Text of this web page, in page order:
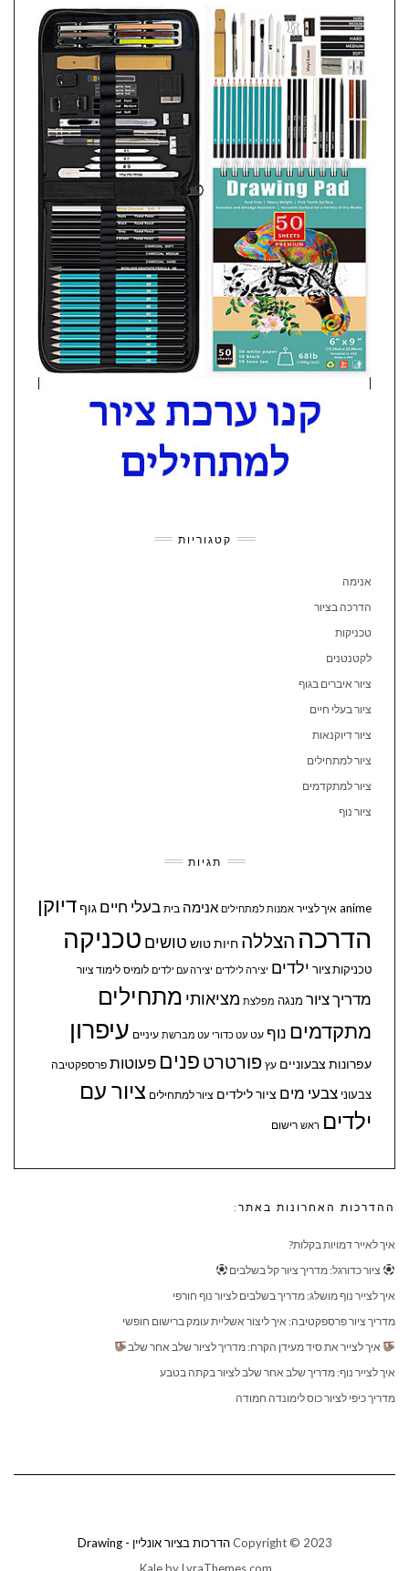
קטגוריות
אנימה
הדרכה בציור
טכניקות
לקטנטנים
ציור איברים בגוף
ציור בעלי חיים
ציור דיוקנאות
ציור למתחילים
ציור למתקדמים
ציור נוף
תגיות
anime איך לצייר אמנות למתחילים אנימה בית בעלי חיים גוףדיוקן
הדרכה הצללה חיותטוש טושים טכניקה
טכניקות ציור ילדים יצירה לילדים יצירה עם ילדים לומיס לימוד ציור
מדריך ציור מנגה מפלצת מציאותי מתחילים
מתקדמים נוף עט עט כדורי עט מברשת עיניים עיפרון
עפרונות צבעוניים עץ פורטרט פנים פעוטות פרספקטיבה
צבעוני צבעי מים ציור לילדים ציור למתחילים ציור עם
ילדים ראש רישום
ההדרכות האחרונות באתר:
איך לאייר דמויות בקלות?
ציור כדורגל: מדריך ציור קל בשלבים
איך לצייר נוף מושלג: מדריך בשלבים לציור נוף חורפי
מדריך ציור פרספקטיבה: איך ליצור אשליית עומק ברישום חופשי
איך לצייר את סיד מעידן הקרח: מדריך לציור שלב אחר שלב
איך לצייר נוף: מדריך שלב אחר שלב לציור בקתה בטבע
מדריך כיפי לציור כוס לימונדה חמודה
Copyright © 2023 הדרכות בציור אונליין - Drawing
Kaleby LyraThemes.com.